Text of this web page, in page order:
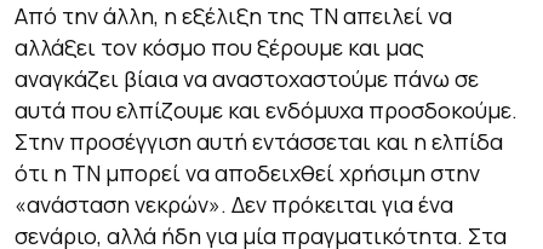
Από την άλλη, η εξέλιξη της ΤΝ απειλεί να
αλλάξει τον κόσμο που ξέρουμε και μας
αναγκάζει βίαια να αναστοχαστούμε πάνω σε
αυτά που ελπίζουμε και ενδόμυχα προσδοκούμε.
Στην προσέγγιση αυτή εντάσσεται και η ελπίδα
ότι η ΤΝ μπορεί να αποδειχθεί χρήσιμη στην
«ανάσταση νεκρών». Δεν πρόκειται για ένα
σενάριο, αλλά ήδη για μία πραγματικότητα. Στα